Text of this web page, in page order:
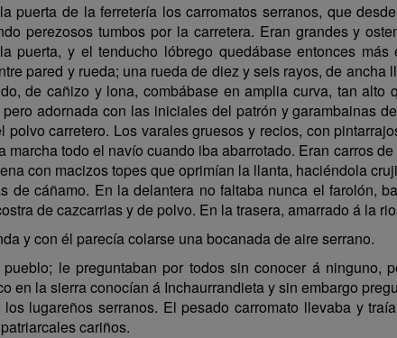
puerta de la ferretería los carromatos serranos, que
perezosos tumbos por la carretera. Eran grandes y
puerta, y el tenducho lóbrego quedábase entonces
pared y rueda; una rueda de diez y seis rayos, de
de cañizo y lona, combábase en amplia curva, tan
adornada con las iniciales del patrón y garambainas
carretero. Los varales gruesos y recios, con
marcha todo el navío cuando iba abarrotado. Eran carros de
con macizos topes que oprimían la llanta, haciéndola
de cáñamo. En la delantera no faltaba nunca el farolón,
de cazcarrias y de polvo. En la trasera, amarrado á la
y con él parecía colarse una bocanada de aire serrano.
le preguntaban por todos sin conocer á ninguno,
en la sierra conocían á Inchaurrandieta y sin embargo
lugareños serranos. El pesado carromato llevaba y
cariños.